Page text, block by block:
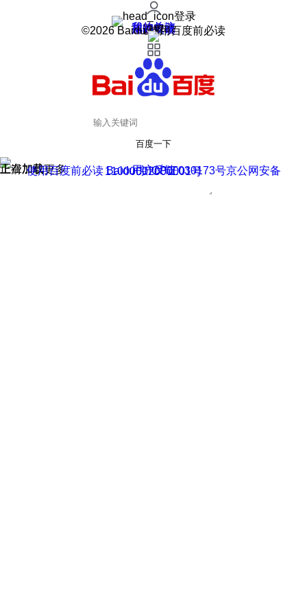
登录
我的关注
我的收藏
皮肤中心
用户反馈
设置
©2026 Baidu 使用百度前必读
百度一下
正在加载
上滑加载更多 用户反馈
使用百度前必读 Baidu 京ICP证030173号
京公网安备11000002000001号